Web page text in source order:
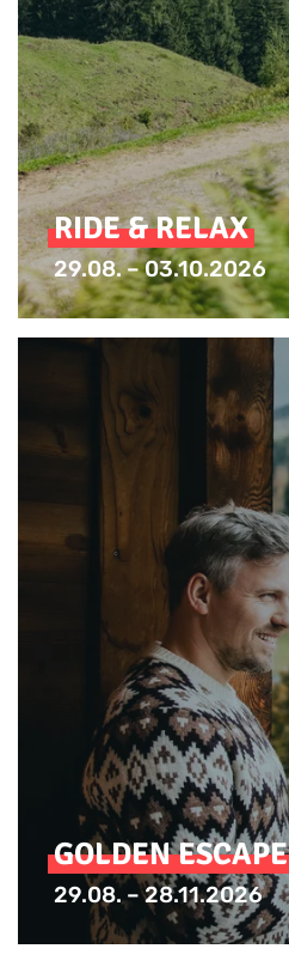
RIDE & RELAX
29.08. – 03.10.2026
GOLDEN ESCAPE
29.08. – 28.11.2026